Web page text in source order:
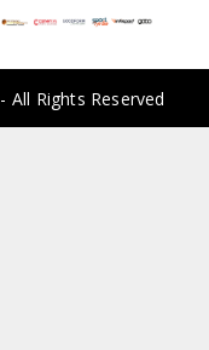
- All Rights Reserved